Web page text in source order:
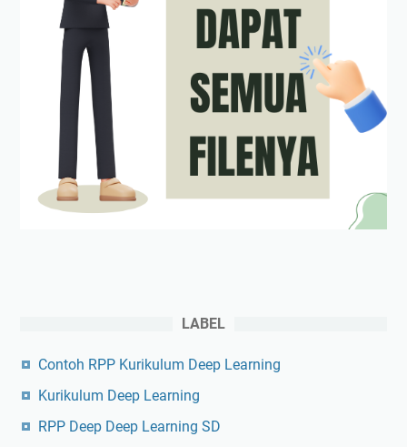
LABEL
Contoh RPP Kurikulum Deep Learning
Kurikulum Deep Learning
RPP Deep Deep Learning SD